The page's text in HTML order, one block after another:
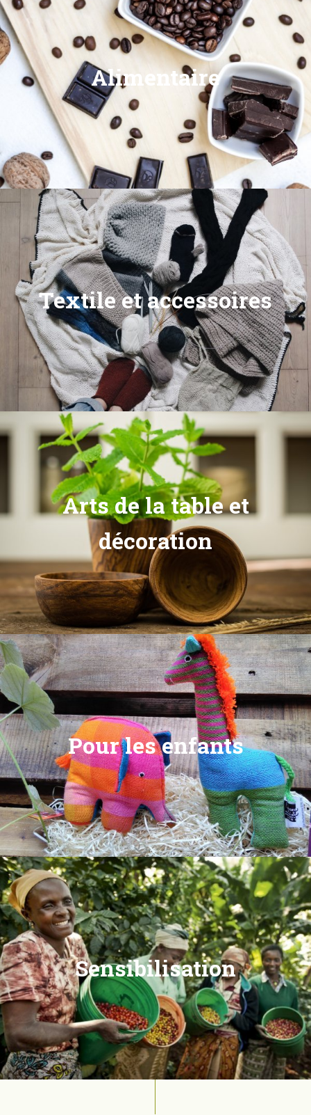
Alimentaire
Textile et accessoires
Arts de la table et
décoration
Pour les enfants
Sensibilisation